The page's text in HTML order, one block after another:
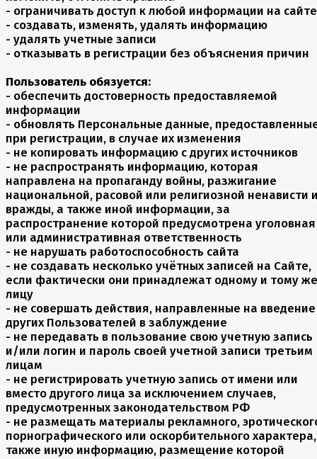
- ограничивать доступ к любой информации на сайте
- создавать, изменять, удалять информацию
- удалять учетные записи
- отказывать в регистрации без объяснения причин
Пользователь обязуется:
- обеспечить достоверность предоставляемой
информации
- обновлять Персональные данные,
при регистрации, в случае их изменения
- не копировать информацию с других источников
- не распространять информацию, которая
направлена на пропаганду войны, разжигание
национальной, расовой или религиозной ненависти
вражды, а также иной информации, за
распространение которой предусмотрена уголовная
или административная ответственность
- не нарушать работоспособность сайта
- не создавать несколько учётных записей на Сайте,
если фактически они принадлежат одному и тому же
лицу
- не совершать действия, направленные на введение
других Пользователей в заблуждение
- не передавать в пользование свою учетную запись
и/или логин и пароль своей учетной записи третьим
лицам
- не регистрировать учетную запись от имени или
вместо другого лица за исключением случаев,
предусмотренных законодательством РФ
- не размещать материалы рекламного,
порнографического или оскорбительного
также иную информацию, размещение которой